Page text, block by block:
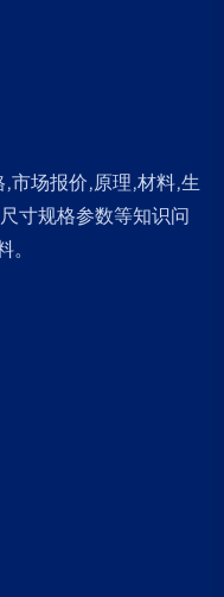
市场报价,原理,材料,生
寸规格参数等知识问